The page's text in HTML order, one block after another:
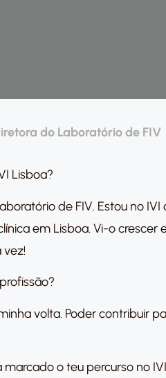
do Laboratório de FIV
Lisboa?
de FIV. Estou no
em Lisboa. Vi-o
volta. Poder contribuir
o teu percurso no